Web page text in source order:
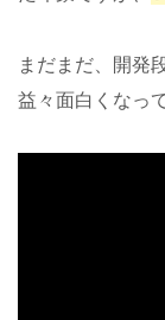
まだまだ、開発
益々面白くなっ